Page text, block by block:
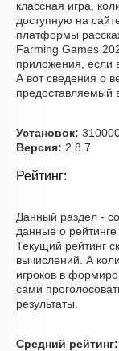
классная игра,
доступную на
платформы
Farming Games
приложения, если
А вот сведения о
предоставляемый
Установок:
Версия: 2.8.7
Рейтинг:
Данный раздел -
данные о рейтинге
Текущий рейтинг
вычислений. А
игроков в
сами
результаты.
Средний рейтинг: